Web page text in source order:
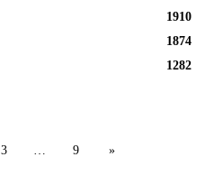
1910
1874
1282
3 … 9 »